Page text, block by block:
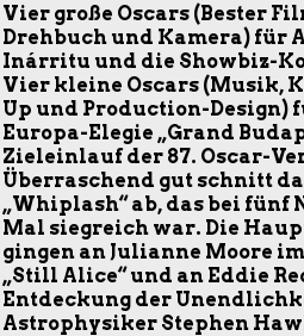
Vier große Oscars (Bester
Drehbuch und Kamera) für
Inárritu und die Showbiz-
Vier kleine Oscars (Musik,
Up und Production-Design)
Europa-Elegie „Grand
Zieleinlauf der 87. Oscar-
Überraschend gut schnitt
„Whiplash“ ab, das bei
Mal siegreich war. Die
gingen an Julianne Moore
„Still Alice“ und an Eddie
Entdeckung der
Astrophysiker Stephen